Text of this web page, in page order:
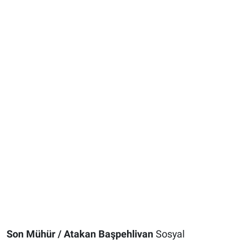
Son Mühür / Atakan Başpehlivan Sosyal